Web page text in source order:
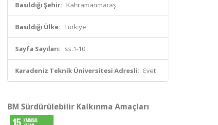
Basıldığı Şehir: Kahramanmaraş
Basıldığı Ülke: Türkiye
Sayfa Sayıları: ss.1-10
Karadeniz Teknik Üniversitesi Adresli: Evet
BM Sürdürülebilir Kalkınma Amaçları